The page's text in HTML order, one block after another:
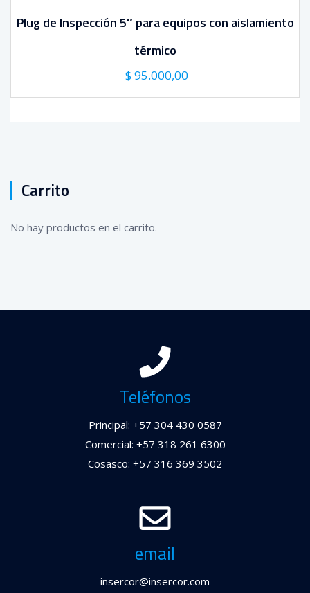
Plug de Inspección 5″ para equipos con aislamiento
térmico
El
$ 95.000,00
Carrito
No hay productos en el carrito.
Teléfonos
Principal: +57 304 430 0587
Comercial: +57 318 261 6300
Cosasco: +57 316 369 3502
email
insercor@insercor.com